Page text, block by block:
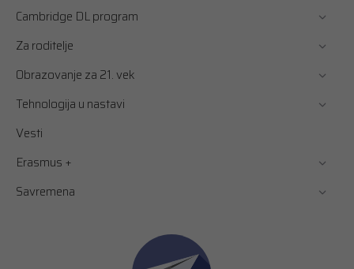
Cambridge DL program
Za roditelje
Obrazovanje za 21. vek
Tehnologija u nastavi
Vesti
Erasmus +
Savremena